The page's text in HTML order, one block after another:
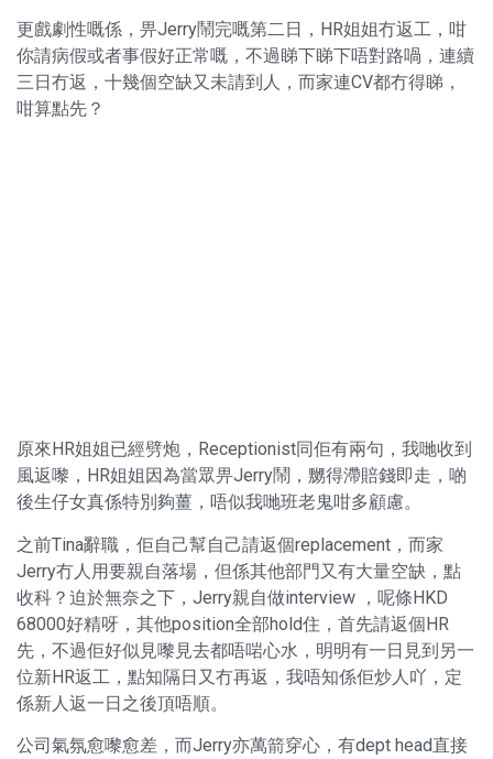
更戲劇性嘅係，畀Jerry鬧完嘅第二日，HR姐姐冇返工，咁
你請病假或者事假好正常嘅，不過睇下睇下唔對路喎，連續
三日冇返，十幾個空缺又未請到人，而家連CV都冇得睇，
咁算點先？
原來HR姐姐已經劈炮，Receptionist同佢有兩句，我哋收到
風返嚟，HR姐姐因為當眾畀Jerry鬧，嬲得滯賠錢即走，啲
後生仔女真係特別夠薑，唔似我哋班老鬼咁多顧慮。
之前Tina辭職，佢自己幫自己請返個replacement，而家
Jerry冇人用要親自落場，但係其他部門又有大量空缺，點
收科？迫於無奈之下，Jerry親自做interview ，呢條HKD
68000好精呀，其他position全部hold住，首先請返個HR
先，不過佢好似見嚟見去都唔啱心水，明明有一日見到另一
位新HR返工，點知隔日又冇再返，我唔知係佢炒人吖，定
係新人返一日之後頂唔順。
公司氣氛愈嚟愈差，而Jerry亦萬箭穿心，有dept head直接